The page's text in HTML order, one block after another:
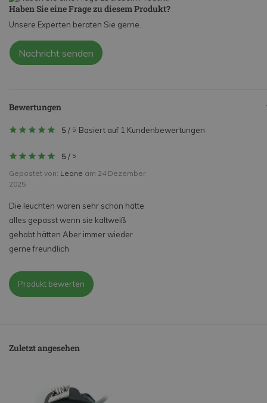
Haben Sie eine Frage zu diesem Produkt?
Unsere Experten beraten Sie gerne.
Nachricht senden
Bewertungen
5/ 5 Basiert auf 1 Kundenbewertungen
5/ 5
Gepostet von: Leone am 24 Dezember
2025
Die leuchten waren sehr schön hätte
alles gepasst wenn sie kaltweiß
gehabt hätten Aber immer wieder
gerne freundlich
Produkt bewerten
Zuletzt angesehen